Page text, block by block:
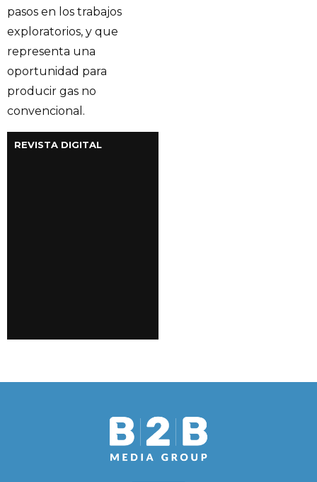
pasos en los trabajos
exploratorios, y que
representa una
oportunidad para
producir gas no
convencional.
REVISTA DIGITAL